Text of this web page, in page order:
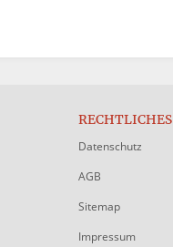
RECHTLICHES
Datenschutz
AGB
Sitemap
Impressum